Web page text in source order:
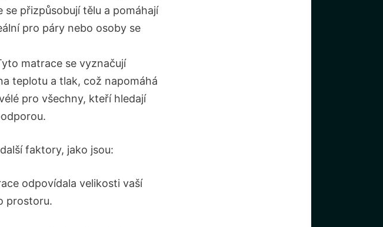
přizpůsobují tělu a pomáhají
pro páry⁣ nebo osoby se
matrace se vyznačují
teplotu a tlak, což napomáhá
pro všechny, kteří hledají
‌faktory, jako‌ jsou:
odpovídala ⁢velikosti vaší‌
prostoru.